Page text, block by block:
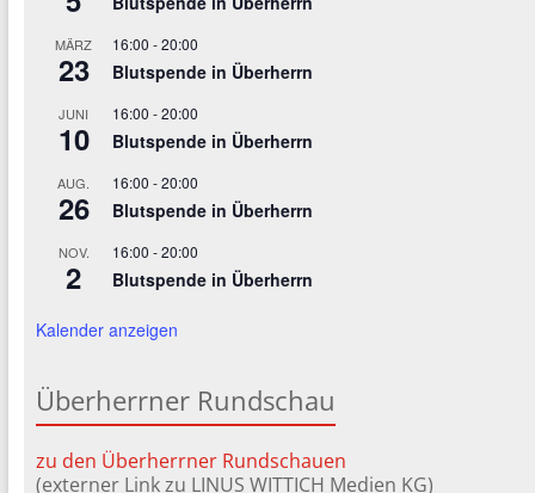
MÄRZ
23
16:00 -20:00
Blutspende in Überherrn
JUNI
10
16:00 -20:00
Blutspende in Überherrn
AUG.
26
16:00 -20:00
Blutspende in Überherrn
NOV.
2
16:00 -20:00
Blutspende in Überherrn
Kalender anzeigen
Überherrner Rundschau
zu den Überherrner Rundschauen
(externer Link zu LINUS WITTICH Medien KG)